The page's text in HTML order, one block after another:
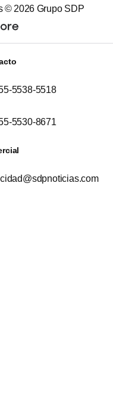
© 2026 Grupo SDP
5538-5518
5530-8671